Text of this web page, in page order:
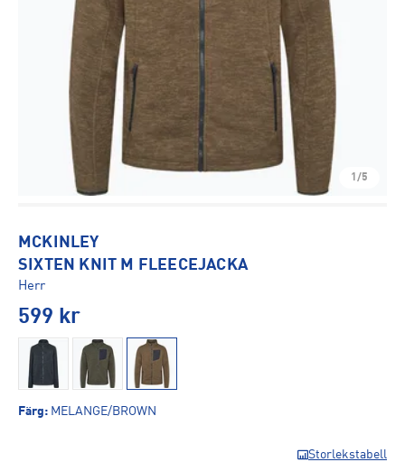
1/5
MCKINLEY
SIXTEN KNIT M FLEECEJACKA
Herr
599 kr
Färg: MELANGE/BROWN
Storlekstabell